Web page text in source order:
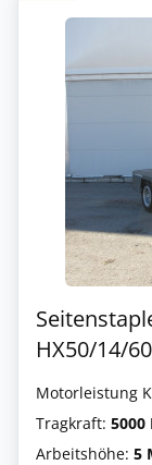
HX50/14/
Motorleistung
Tragkraft: 5000
Arbeitshöhe: 5